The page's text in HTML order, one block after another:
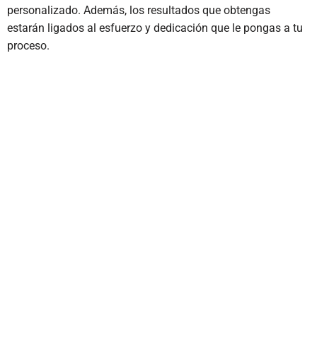
personalizado. Además, los resultados que obtengas
estarán ligados al esfuerzo y dedicación que le pongas a tu
proceso.